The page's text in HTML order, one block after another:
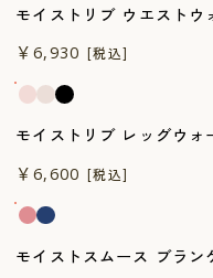
モイストリブ ウエストウ
￥6,930 [税込]
モイストリブ レッグウォ
￥6,600 [税込]
モイストスムース ブラン